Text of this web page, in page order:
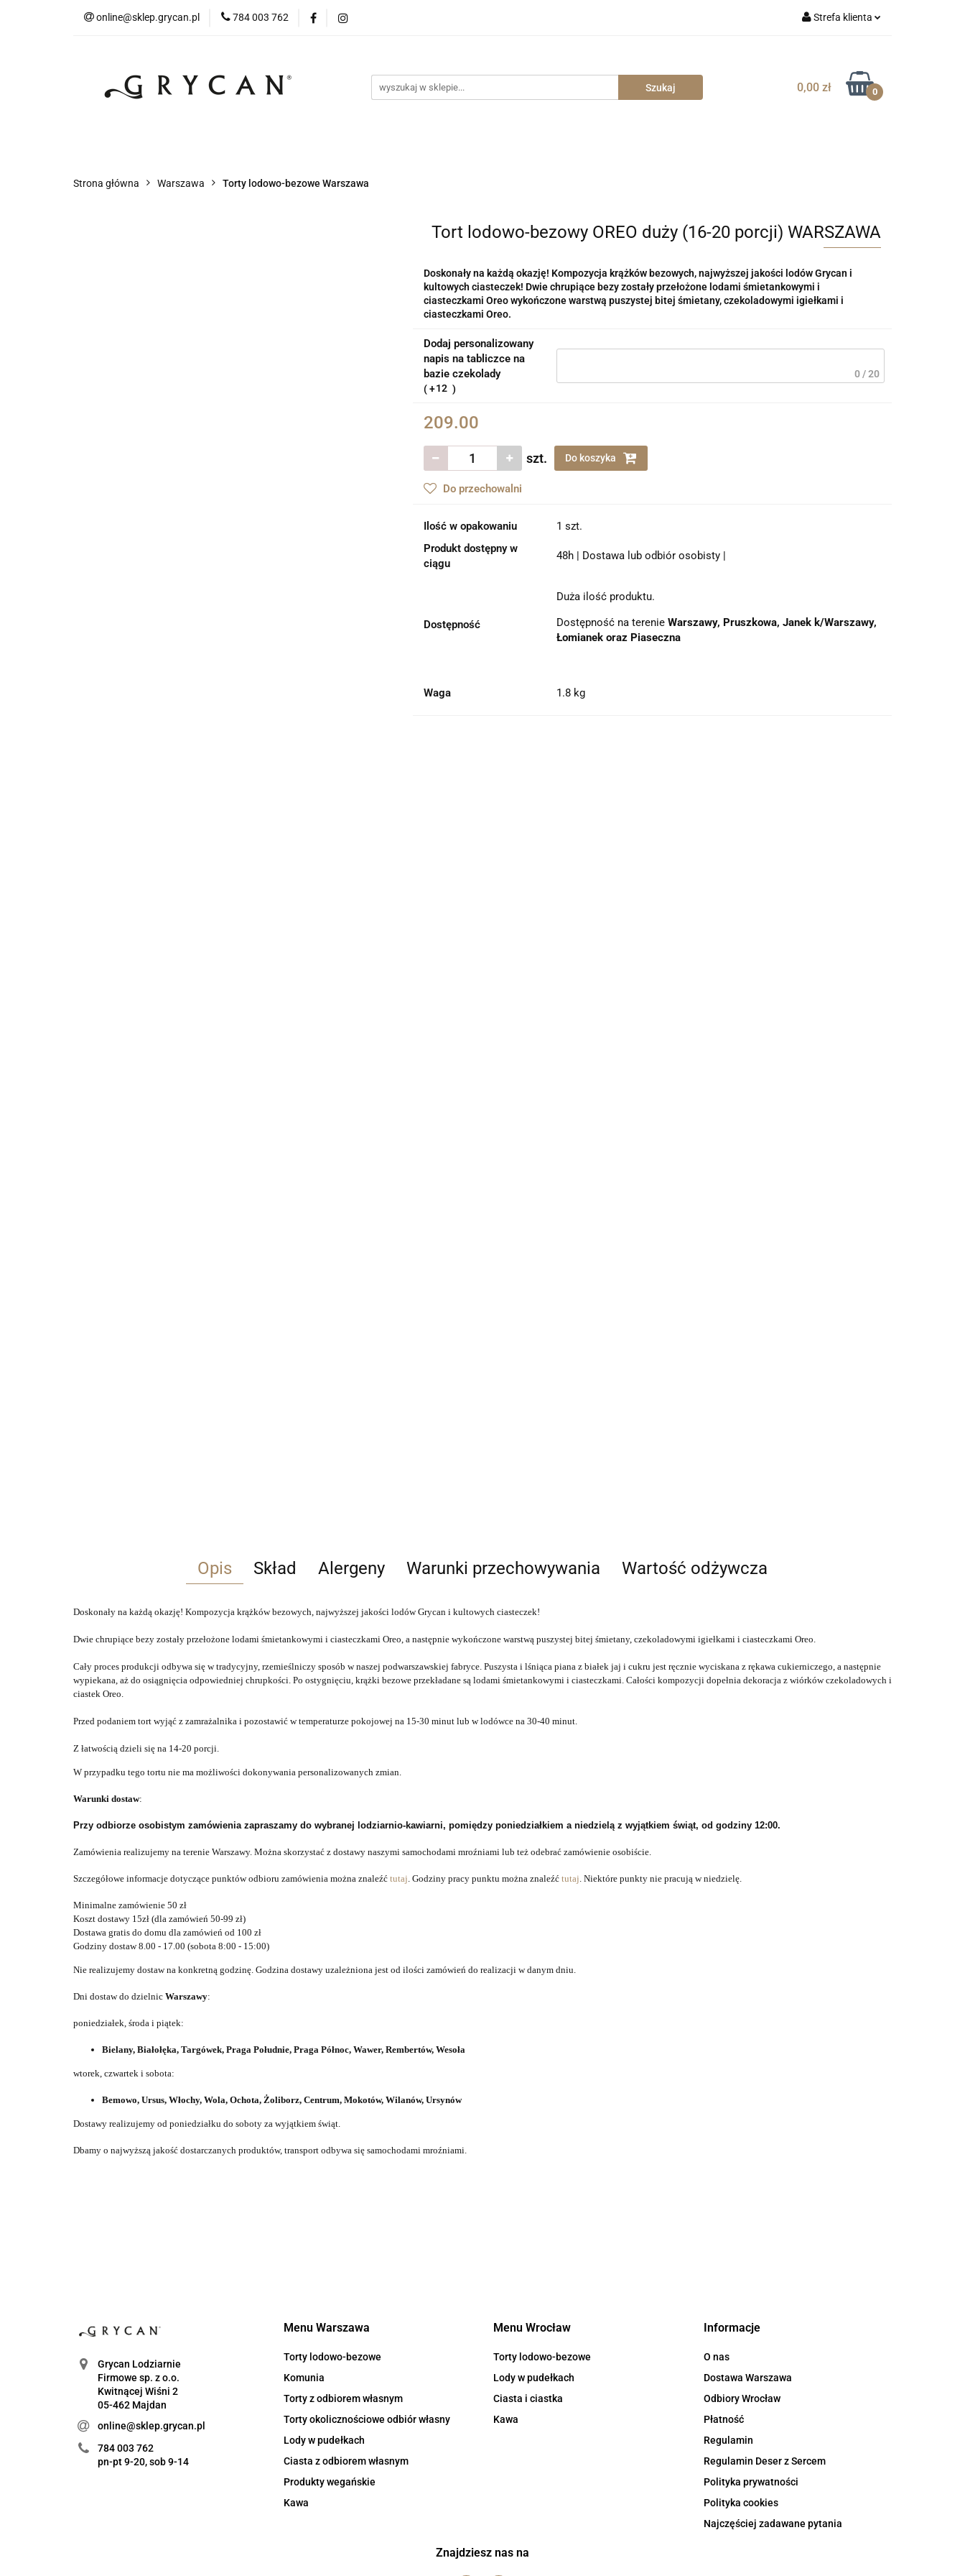
online@sklep.grycan.pl 784 003 762 Strefa klienta
Zarejestruj się
Dodaj zgłoszenie
0,00 zł 0
Sklep Internetowy Warszawa
Strona główna Warszawa Torty lodowo-bezowe Warszawa
Tort lodowo-bezowy OREO duży (16-20 porcji) WARSZAWA
Doskonały na każdą okazję! Kompozycja krążków bezowych, najwyższej jakości lodów Grycan i
kultowych ciasteczek! Dwie chrupiące bezy zostały przełożone lodami śmietankowymi i
ciasteczkami Oreo wykończone warstwą puszystej bitej śmietany, czekoladowymi igiełkami i
ciasteczkami Oreo.
Dodaj personalizowany
napis na tabliczce na
bazie czekolady
12
0 / 20
209.00
szt. Do koszyka
Do przechowalni
Ilość w opakowaniu
1 szt.
Produkt dostępny w
ciągu
48h | Dostawa lub odbiór osobisty |
Dostępność
Duża ilość produktu.
Dostępność na terenie Warszawy, Pruszkowa, Janek k/Warszawy,
Łomianek oraz Piaseczna
Waga 1.8 kg
Opis Skład Alergeny Warunki przechowywania Wartość odżywcza
Doskonały na każdą okazję! Kompozycja krążków bezowych, najwyższej jakości lodów Grycan i kultowych ciasteczek!
Dwie chrupiące bezy zostały przełożone lodami śmietankowymi i ciasteczkami Oreo, a następnie wykończone warstwą puszystej bitej śmietany, czekoladowymi igiełkami i ciasteczkami Oreo.
Cały proces produkcji odbywa się w tradycyjny, rzemieślniczy sposób w naszej podwarszawskiej fabryce. Puszysta i lśniąca piana z białek jaj i cukru jest ręcznie wyciskana z rękawa cukierniczego, a następnie
wypiekana, aż do osiągnięcia odpowiedniej chrupkości. Po ostygnięciu, krążki bezowe przekładane są lodami śmietankowymi i ciasteczkami. Całości kompozycji dopełnia dekoracja z wiórków czekoladowych i
ciastek Oreo.
Przed podaniem tort wyjąć z zamrażalnika i pozostawić w temperaturze pokojowej na 15-30 minut lub w lodówce na 30-40 minut.
Z łatwością dzieli się na 14-20 porcji.
W przypadku tego tortu nie ma możliwości dokonywania personalizowanych zmian.
Warunki dostaw:
Przy odbiorze osobistym zamówienia zapraszamy do wybranej lodziarnio-kawiarni, pomiędzy poniedziałkiem a niedzielą z wyjątkiem świąt, od godziny 12:00.
Zamówienia realizujemy na terenie Warszawy. Można skorzystać z dostawy naszymi samochodami mroźniami lub też odebrać zamówienie osobiście.
Szczegółowe informacje dotyczące punktów odbioru zamówienia można znaleźć tutaj. Godziny pracy punktu można znaleźć tutaj. Niektóre punkty nie pracują w niedzielę.
Minimalne zamówienie 50 zł
Koszt dostawy 15zł (dla zamówień 50-99 zł)
Dostawa gratis do domu dla zamówień od 100 zł
Godziny dostaw 8.00 - 17.00 (sobota 8:00 - 15:00)
Nie realizujemy dostaw na konkretną godzinę. Godzina dostawy uzależniona jest od ilości zamówień do realizacji w danym dniu.
Dni dostaw do dzielnic Warszawy:
poniedziałek, środa i piątek:
Bielany, Białołęka, Targówek, Praga Południe, Praga Północ, Wawer, Rembertów, Wesoła
wtorek, czwartek i sobota:
Bemowo, Ursus, Włochy, Wola, Ochota, Żoliborz, Centrum, Mokotów, Wilanów, Ursynów
Dostawy realizujemy od poniedziałku do soboty za wyjątkiem świąt.
Dbamy o najwyższą jakość dostarczanych produktów, transport odbywa się samochodami mroźniami.
Grycan Lodziarnie
Firmowe sp. z o.o.
Kwitnącej Wiśni 2
05-462 Majdan
online@sklep.grycan.pl
784 003 762
pn-pt 9-20, sob 9-14
Menu Warszawa
Torty lodowo-bezowe
Komunia
Torty z odbiorem własnym
Torty okolicznościowe odbiór własny
Lody w pudełkach
Ciasta z odbiorem własnym
Produkty wegańskie
Kawa
Menu Wrocław
Torty lodowo-bezowe
Lody w pudełkach
Ciasta i ciastka
Kawa
Informacje
O nas
Dostawa Warszawa
Odbiory Wrocław
Płatność
Regulamin
Regulamin Deser z Sercem
Polityka prywatności
Polityka cookies
Najczęściej zadawane pytania
Znajdziesz nas na